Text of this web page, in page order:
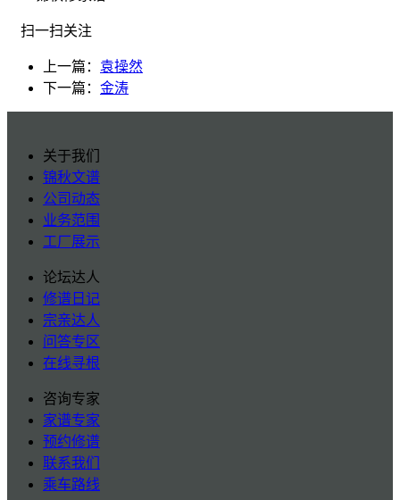
扫一扫关注
上一篇： 袁操然
下一篇： 金涛
关于我们
锦秋文谱
公司动态
业务范围
工厂展示
论坛达人
修谱日记
宗亲达人
问答专区
在线寻根
咨询专家
家谱专家
预约修谱
联系我们
乘车路线